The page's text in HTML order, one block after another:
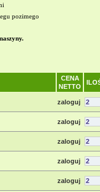
pozimego
CENA
NETTO
zaloguj
zaloguj
zaloguj
zaloguj
zaloguj